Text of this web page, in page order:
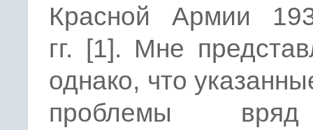
Красной Армии
гг. [1]. Мне
однако, что
проблемы